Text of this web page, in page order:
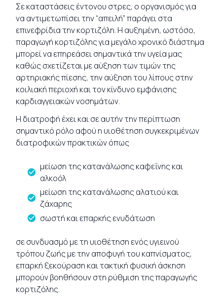
Σε καταστάσεις έντονου στρες, ο οργανισμός για
να αντιμετωπίσει την “απειλή” παράγει στα
επινεφρίδια την κορτιζόλη. Η αυξημένη, ωστόσο,
παραγωγή κορτιζόλης για μεγάλο χρονικό διάστημα
μπορεί να επηρεάσει σημαντικά την υγεία μας
καθώς σχετίζεται με αύξηση των τιμών της
αρτηριακής πίεσης, την αύξηση του λίπους στην
κοιλιακή περιοχή και τον κίνδυνο εμφάνισης
καρδιαγγειακών νοσημάτων.
Η διατροφή έχει και σε αυτήν την περίπτωση
σημαντικό ρόλο αφού η υιοθέτηση συγκεκριμένων
διατροφικών πρακτικών όπως
μείωση της κατανάλωσης καφεΐνης και
αλκοόλ
μείωση της κατανάλωσης αλατιού και
ζάχαρης
σωστή και επαρκής ενυδάτωση
σε συνδυασμό με τη υιοθέτηση ενός υγιεινού
τρόπου ζωής με την αποφυγή του καπνίσματος,
επαρκή ξεκούραση και τακτική φυσική άσκηση
μπορούν βοηθήσουν στη ρύθμιση της παραγωγής
κορτιζόλης.